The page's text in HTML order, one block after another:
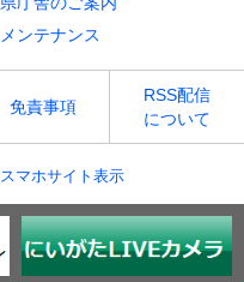
メンテナンス
免責事項
RSS配信
について
スマホサイト表示